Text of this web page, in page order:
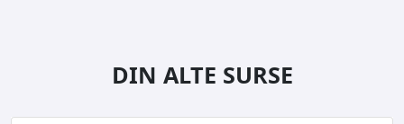
DIN ALTE SURSE